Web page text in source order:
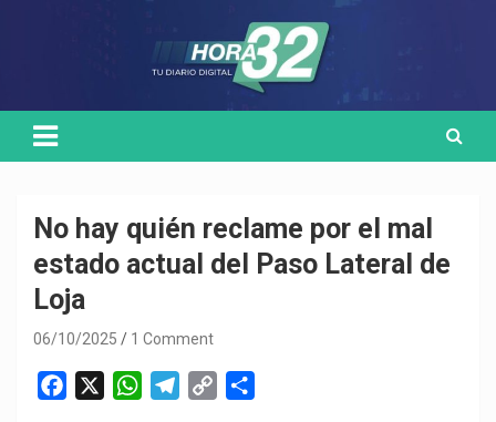
No hay quién reclame por el mal
estado actual del Paso Lateral de
Loja
06/10/2025 1 Comment
W